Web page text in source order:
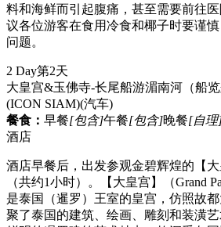
料和海鲜而引起腹痛，甚至需要前往
议各位游客在食用冷食和椰子时要谨
问题。
2 Day第2天
大皇宫&玉佛寺-长尾船游湄南河（船
(ICON SIAM)(汽车)
餐食： 早餐[包含]午餐[包含]晚餐[自理
酒店
酒店早餐后，出发参观金碧辉煌的【大
（共约1小时）。【大皇宫】（Grand
是泰国（暹罗）王室的皇宫，仿照故
聚了泰国的建筑、绘画、雕刻和装潢